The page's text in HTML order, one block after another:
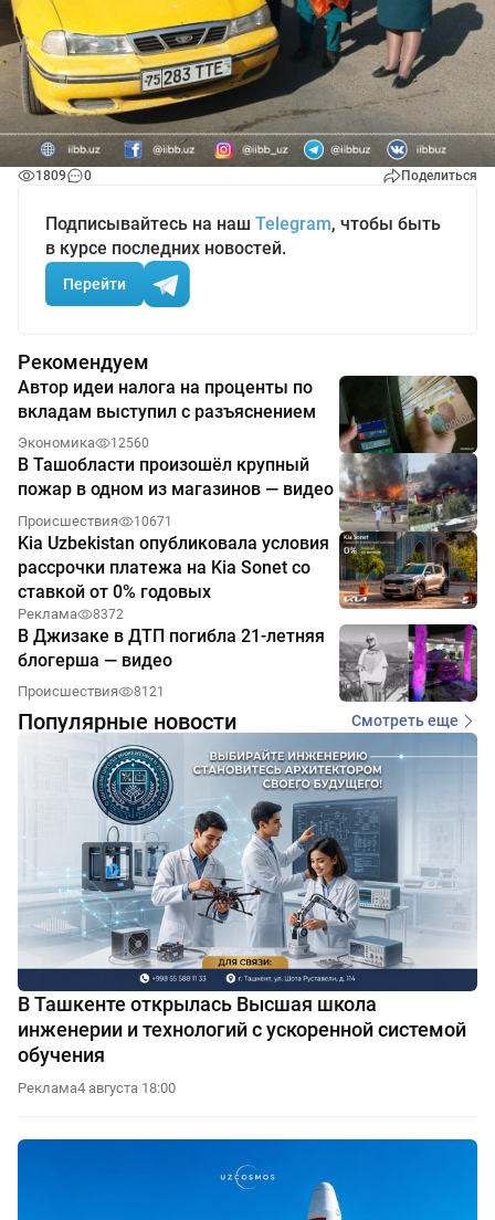
1809 0 Поделиться
Подписывайтесь на наш Telegram, чтобы быть
в курсе последних новостей.
Перейти
Рекомендуем
Автор идеи налога на проценты по
вкладам выступил с разъяснением
Экономика 12560
В Ташобласти произошёл крупный
пожар в одном из магазинов — видео
Происшествия 10671
Kia Uzbekistan опубликовала условия
рассрочки платежа на Kia Sonet со
ставкой от 0% годовых
Реклама 8372
В Джизаке в ДТП погибла 21-летняя
блогерша — видео
Происшествия 8121
Популярные новости Смотреть еще
В Ташкенте открылась Высшая школа
инженерии и технологий с ускоренной системой
обучения
Реклама4 августа 18:00